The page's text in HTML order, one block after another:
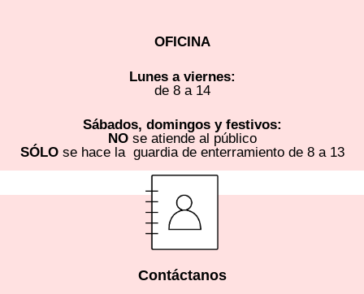
OFICINA
Lunes a viernes:
de 8 a 14
Sábados, domingos y festivos:
NOse atiende al público
SÓLOse hace la guardia de enterramiento de 8 a 13
Contáctanos